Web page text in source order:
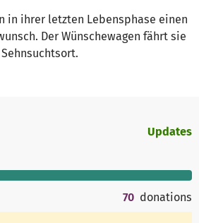
in ihrer letzten Lebensphase einen
Der Wünschewagen fährt sie
Updates
70 donations